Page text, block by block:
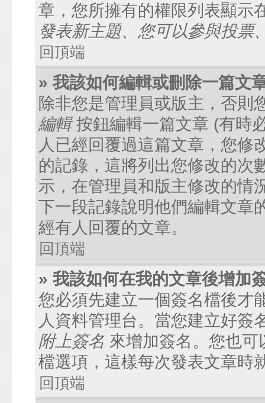
章，您所擁有的權限列表顯示
發表新主題、您可以參與投票
回頂端
» 我該如何編輯或刪除一篇文
除非您是管理員或版主，否則
編輯按鈕編輯一篇文章 (有時
人已經回覆過這篇文章，您修
的記錄，這將列出您修改的次
示，在管理員和版主修改的情
下一段記錄說明他們編輯文章
經有人回覆的文章。
回頂端
» 我該如何在我的文章後增加
您必須先建立一個簽名檔後才
人資料管理台。當您建立好簽
附上簽名 來增加簽名。您也
檔選項，這樣每次發表文章時
回頂端